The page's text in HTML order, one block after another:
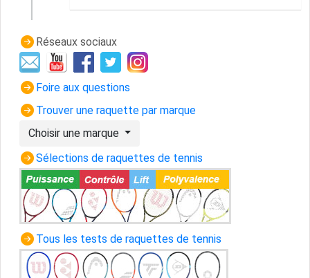
Réseaux sociaux
Foire aux questions
Trouver une raquette par marque
Choisir une marque
Sélections de raquettes de tennis
Tous les tests de raquettes de tennis